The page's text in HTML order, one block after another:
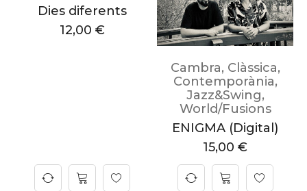
Dies diferents
12,00 €
Cambra, Clàssica,
Contemporània,
Jazz&Swing,
World/Fusions
ENIGMA (Digital)
15,00 €